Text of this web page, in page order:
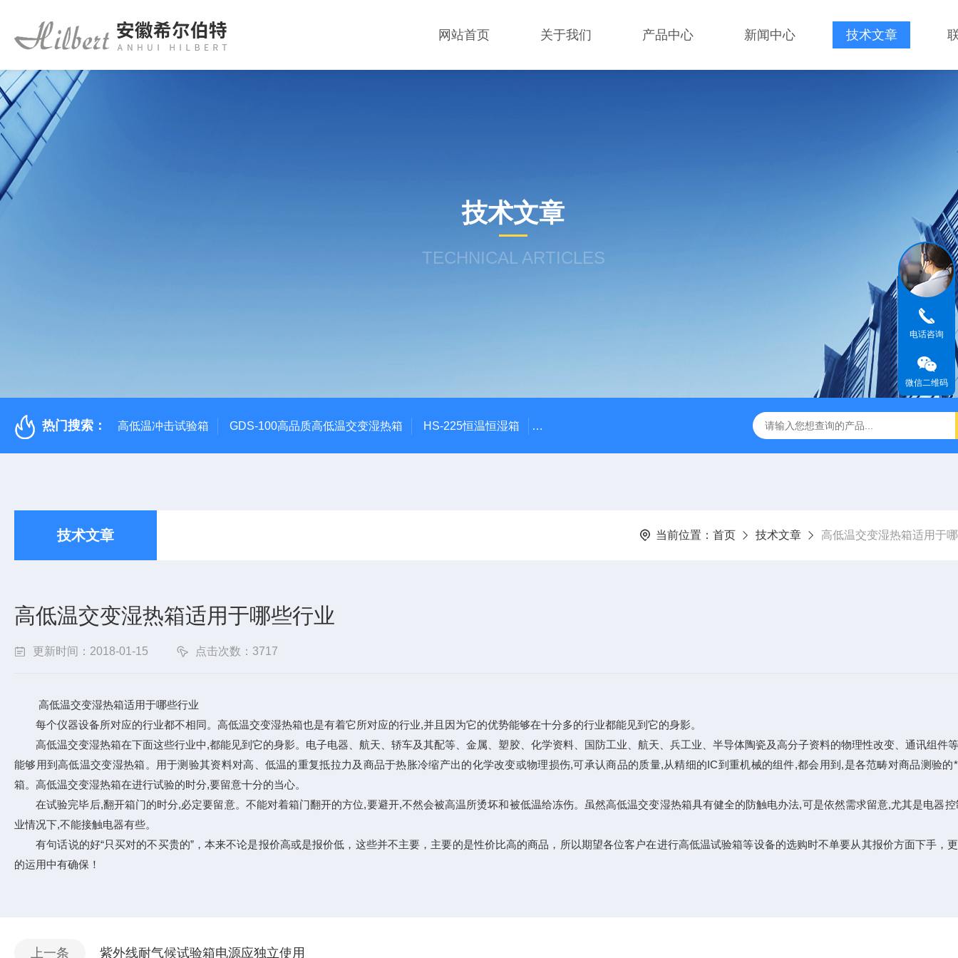
网站首页 关于我们 产品中心 新闻中心 技术文章
技术文章
TECHNICAL ARTICLES
热门搜索： 高低温冲击试验箱 GDS-100高品质高低温交变湿热箱 HS-225恒温恒湿箱 GDW-100恒温恒湿稳定性试验箱 HS系列恒温恒湿箱 TEST-2000烟感闭环
技术文章 当前位置： 首页 技术文章 高低温交变湿热箱适用于
高低温交变湿热箱适用于哪些行业
更新时间：2018-01-15 点击次数：3717
高低温交变湿热箱适用于哪些行业
每个仪器设备所对应的行业都不相同。高低温交变湿热箱也是有着它所对应的行业,并且因为它的优势能够在十分多的行业都能见到它的身影。
高低温交变湿热箱在下面这些行业中,都能见到它的身影。电子电器、航天、轿车及其配等、金属、塑胶、化学资料、国防工业、航天、兵工业、半导体陶瓷及高分子资料的物理性改变、通讯组件
能够用到高低温交变湿热箱。用于测验其资料对高、低温的重复抵拉力及商品于热胀冷缩产出的化学改变或物理损伤,可承认商品的质量,从精细的IC到重机械的组件,都会用到,是各范畴对商品测验的
箱。高低温交变湿热箱在进行试验的时分,要留意十分的当心。
在试验完毕后,翻开箱门的时分,必定要留意。不能对着箱门翻开的方位,要避开,不然会被高温所烫坏和被低温给冻伤。虽然高低温交变湿热箱具有健全的防触电办法,可是依然需求留意,尤其是电器控
业情况下,不能接触电器有些。
有句话说的好“只买对的不买贵的”，本来不论是报价高或是报价低，这些并不主要，主要的是性价比高的商品，所以期望各位客户在进行高低温试验箱等设备的选购时不单要从其报价方面下手，
的运用中有确保！
上一条 紫外线耐气候试验箱电源应独立使用
电话咨询
微信二维码